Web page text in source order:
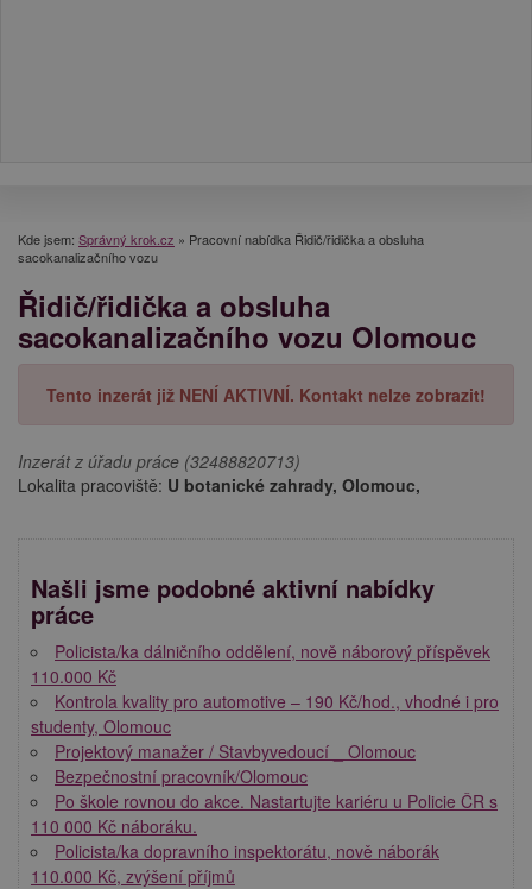
Kde jsem: Správný krok.cz » Pracovní nabídka Řidič/řidička a obsluha
sacokanalizačního vozu
Řidič/řidička a obsluha
sacokanalizačního vozu Olomouc
Tento inzerát již NENÍ AKTIVNÍ. Kontakt nelze zobrazit!
Inzerát z úřadu práce (32488820713)
Lokalita pracoviště: U botanické zahrady, Olomouc,
Našli jsme podobné aktivní nabídky
práce
Policista/ka dálničního oddělení, nově náborový příspěvek
110.000 Kč
Kontrola kvality pro automotive – 190 Kč/hod., vhodné i pro
studenty, Olomouc
Projektový manažer / Stavbyvedoucí _ Olomouc
Bezpečnostní pracovník/Olomouc
Po škole rovnou do akce. Nastartujte kariéru u Policie ČR s
110 000 Kč náboráku.
Policista/ka dopravního inspektorátu, nově náborák
110.000 Kč, zvýšení příjmů